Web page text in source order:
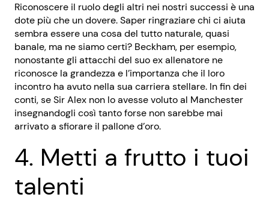
Riconoscere il ruolo degli altri nei nostri successi è una
dote più che un dovere. Saper ringraziare chi ci aiuta
sembra essere una cosa del tutto naturale, quasi
banale, ma ne siamo certi? Beckham, per esempio,
nonostante gli attacchi del suo ex allenatore ne
riconosce la grandezza e l’importanza che il loro
incontro ha avuto nella sua carriera stellare. In fin dei
conti, se Sir Alex non lo avesse voluto al Manchester
insegnandogli così tanto forse non sarebbe mai
arrivato a sfiorare il pallone d’oro.
4. Metti a frutto i tuoi
talenti